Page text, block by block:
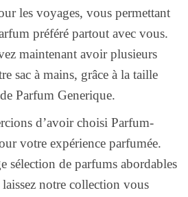
les voyages, vous permettant
préféré partout avec vous.
maintenant avoir plusieurs
sac à mains, grâce à la taille
Parfum Generique.
d’avoir choisi Parfum-
votre expérience parfumée.
sélection de parfums abordables
notre collection vous